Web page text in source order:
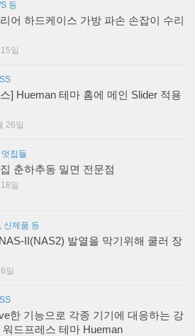
등
어 하드케이스 가방 파손 손잡이 수리
일
] Hueman 테마 홈에 메인 Slider 적용
26일
집들
춘하추동 밀면 전문점
일
신제품 등
II(NAS2) 발열을 막기위해 쿨러 장
일
한 기능으로 각종 기기에 대응하는 강
워드프레스 테마 Hueman